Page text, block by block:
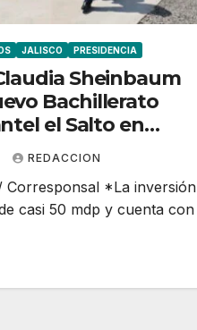
JALISCO PRESIDENCIA
Sheinbaum
Bachillerato
el Salto en
REDACCION
Corresponsal *La inversión
casi 50 mdp y cuenta con